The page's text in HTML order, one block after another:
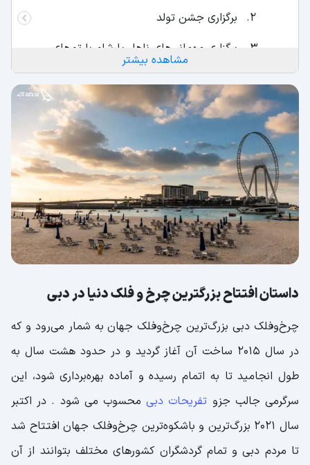
برگزاری جشن تولد
برگزاری مهمانی‌های ناهار یا شام با تم‌های
مختلف
کابین های چرخ و فلک دبی
بررسی ساخت بزرگ‌ ترین چرخ و فلک دنیا در دبی
سازنده چرخ و فلک دبی
دسترسی به چرخ و فلک عین دبی
شرایط بازدید از چرخ و فلک دبی
نقش چرخ و فلک عین در جاذبه گردشگری دبی
جاذبه‌های اطراف چرخ و فلک عین دبی
مشاهده بیشتر
داستان افتتاح بزرگترین چرخ و فلک دنیا در دبی
چرخ‌وفلک دبی بزرگ‌ترین چرخ‌وفلک جهان به شمار می‌رود و که
در سال ۲۰۱۵ ساخت آن آغاز گردید و در حدود هشت سال به
طول انجامید تا به اتمام رسیده و آماده بهره‌برداری شود، این
سرگرمی جالب جزو تفریحات دبیمحسوب می شود . در اکتبر
سال ۲۰۲۱ بزرگ‌ترین و باشکوه‌ترین چرخ‌وفلک جهان افتتاح شد
تا مردم دبی و تمام گردشگران کشور‌های مختلف بتوانند از آن